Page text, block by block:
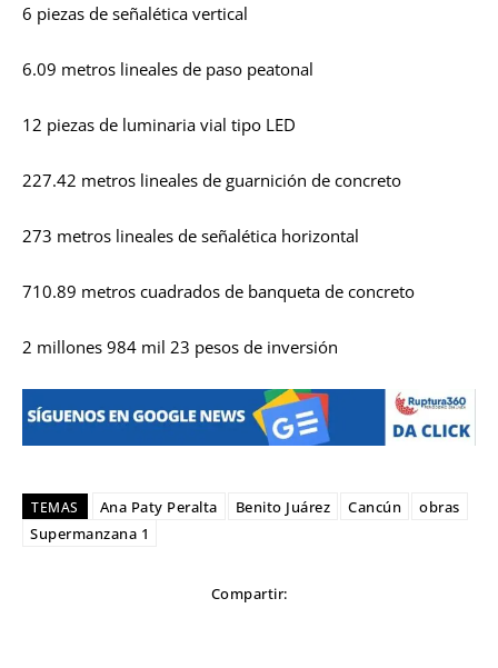
6 piezas de señalética vertical
6.09 metros lineales de paso peatonal
12 piezas de luminaria vial tipo LED
227.42 metros lineales de guarnición de concreto
273 metros lineales de señalética horizontal
710.89 metros cuadrados de banqueta de concreto
2 millones 984 mil 23 pesos de inversión
TEMAS Ana Paty Peralta Benito Juárez Cancún
obras
Supermanzana 1
Compartir: